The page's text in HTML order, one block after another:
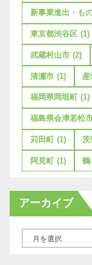
新事業進出・も
東京都渋谷区 (1)
武蔵村山市 (2)
清瀬市 (1)
福岡県岡垣町 (1)
福島県会津若松
苅田町 (1) 茨
阿見町 (1) 鶴
アーカイブ